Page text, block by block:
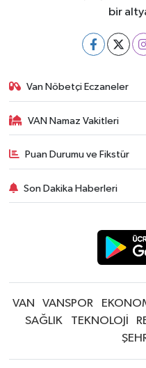
bir
Van Nöbetçi Eczaneler
VAN Namaz Vakitleri
Puan Durumu ve Fikstür
Son Dakika Haberleri
VAN VANSPOR
SAĞLIK
TEKNOLOJİ